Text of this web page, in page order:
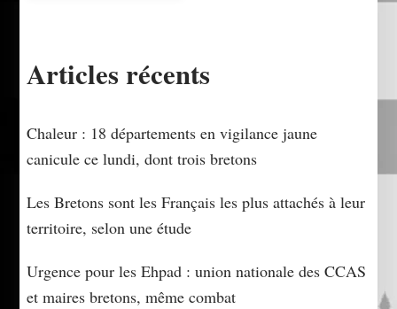
Articles récents
Chaleur : 18 départements en vigilance jaune
canicule ce lundi, dont trois bretons
Les Bretons sont les Français les plus attachés à leur
territoire, selon une étude
Urgence pour les Ehpad : union nationale des CCAS
et maires bretons, même combat